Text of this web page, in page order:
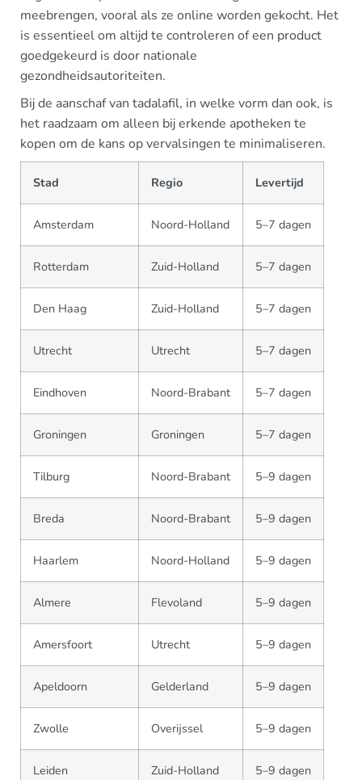
meebrengen, vooral als ze online worden gekocht. Het
is essentieel om altijd te controleren of een product
goedgekeurd is door nationale
gezondheidsautoriteiten.
Bij de aanschaf van tadalafil, in welke vorm dan ook, is
het raadzaam om alleen bij erkende apotheken te
kopen om de kans op vervalsingen te minimaliseren.
Stad Regio Levertijd
Amsterdam Noord-Holland 5–7 dagen
Rotterdam Zuid-Holland 5–7 dagen
Den Haag Zuid-Holland 5–7 dagen
Utrecht Utrecht 5–7 dagen
Eindhoven Noord-Brabant 5–7 dagen
Groningen Groningen 5–7 dagen
Tilburg Noord-Brabant 5–9 dagen
Breda Noord-Brabant 5–9 dagen
Haarlem Noord-Holland 5–9 dagen
Almere Flevoland 5–9 dagen
Amersfoort Utrecht 5–9 dagen
Apeldoorn Gelderland 5–9 dagen
Zwolle Overijssel 5–9 dagen
Leiden Zuid-Holland 5–9 dagen